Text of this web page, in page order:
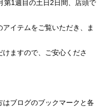
第1週目の土日2日間、店頭で
イテムをご覧いただき、ま
ますので、ご安心くださ
ブログのブックマークと各